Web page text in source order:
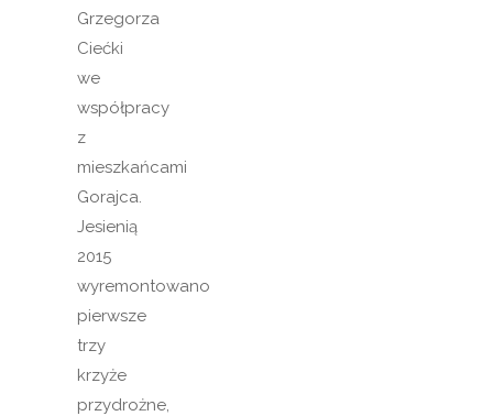
Grzegorza
Ciećki
we
współpracy
z
mieszkańcami
Gorajca.
Jesienią
2015
wyremontowano
pierwsze
trzy
krzyże
przydrożne,